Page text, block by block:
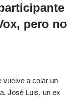
pero no
vuelve a colar un
José Luis, un ex